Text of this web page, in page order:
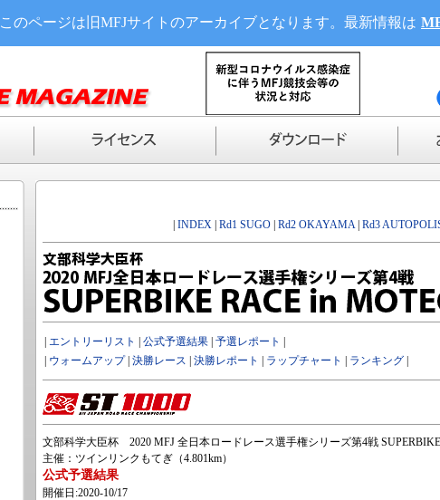
このページは旧MFJサイトのアーカイブとなります。最新情報は
INDEX Rd1 SUGO Rd2 OKAYAMA| Rd3
エントリーリスト 公式予選結果 予選レポート
ウォームアップ| 決勝レース 決勝レポート ラップチャート ランキング
文部科学大臣杯 2020 MFJ 全日本ロードレース選手権シリーズ第4戦
主催：ツインリンクもてぎ（4.801km）
公式予選結果
開催日:2020-10/17